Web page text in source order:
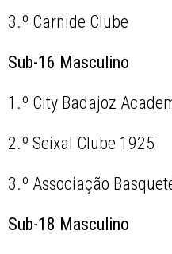
3.º Carnide Clube
Sub-16 Masculino
1.º City Badajoz
2.º Seixal Clube 1925
3.º Associação
Sub-18 Masculino